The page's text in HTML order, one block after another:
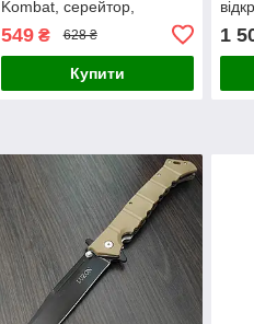
Kombat, серейтор,
549₴ 628 ₴
Купити
1